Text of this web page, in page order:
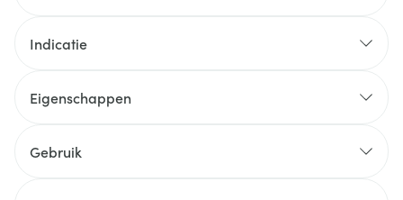
Indicatie
Eigenschappen
Gebruik